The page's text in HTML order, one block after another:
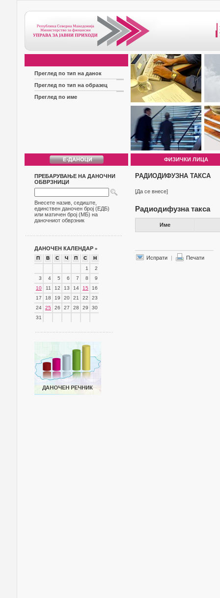
Преглед по тип на данок
Преглед по тип на образец
Преглед по име
ФИЗИЧКИ ЛИЦА
ПРЕБАРУВАЊЕ НА ДАНОЧНИ
ОБВРЗНИЦИ
Внесете назив, седиште,
единствен даночен број (ЕДБ)
или матичен број (МБ) на
даночниот обврзник
ДАНОЧЕН КАЛЕНДАР »
П В С Ч П С
Н
1
2
3
4 5 6 7 8
9
10
11 12 13 14 15
16
17
18 19 20 21 22
23
24
25 26 27 28 29
30
31
РАДИОДИФУЗНА ТАКСА
[Да се внесе]
Радиодифузна такса
Име
Испрати | Печати